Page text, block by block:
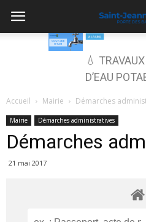
💧
D’EAU
Accueil Mairie Démarches
Mairie Démarches administratives
Démarches
21 mai 2017